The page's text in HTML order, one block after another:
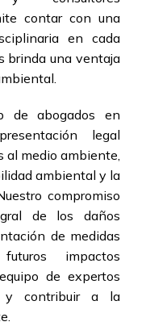
contar con una
en cada
brinda una ventaja
de abogados en
legal
al medio ambiente,
ambiental y la
compromiso
de los daños
de medidas
impactos
de expertos
y contribuir a la